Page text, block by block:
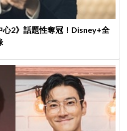
心2》話題性奪冠！Disney+全